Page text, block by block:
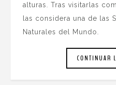
alturas. Tras visitarlas
las considera una de las
Naturales del Mundo.
CONTINUAR